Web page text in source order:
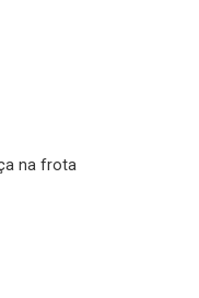
na frota